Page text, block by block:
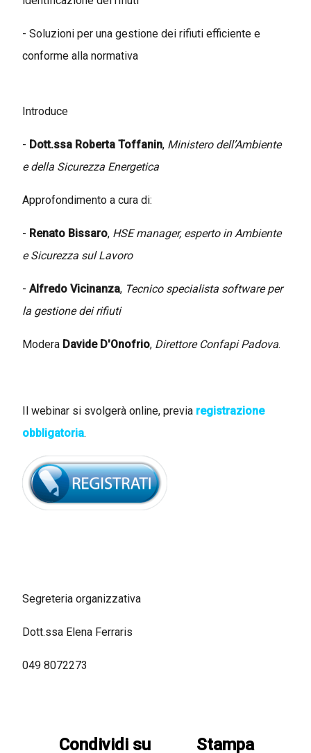
- Soluzioni per una gestione dei rifiuti efficiente e
conforme alla normativa
Introduce
- Dott.ssa Roberta Toffanin, Ministero dell’Ambiente
e della Sicurezza Energetica
Approfondimento a cura di:
- Renato Bissaro, HSE manager, esperto in Ambiente
e Sicurezza sul Lavoro
- Alfredo Vicinanza, Tecnico specialista software per
la gestione dei rifiuti
Modera Davide D'Onofrio, Direttore Confapi Padova.
Il webinar si svolgerà online, previa registrazione
obbligatoria.
Segreteria organizzativa
Dott.ssa Elena Ferraris
049 8072273
Condividi su Stampa